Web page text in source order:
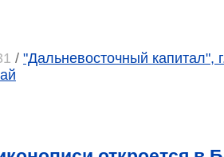
/ "Дальневосточный капитал",